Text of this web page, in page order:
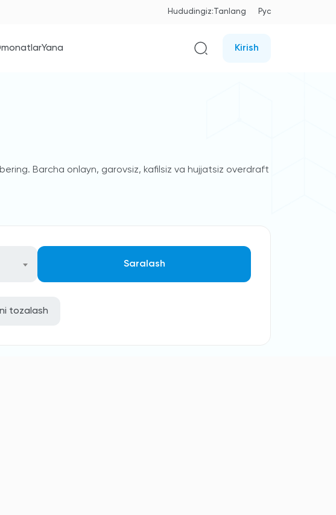
Hududingiz:Tanlang Рус
Yana Kirish
Barcha onlayn, garovsiz, kafilsiz va hujjatsiz overdraft
Saralash
tozalash